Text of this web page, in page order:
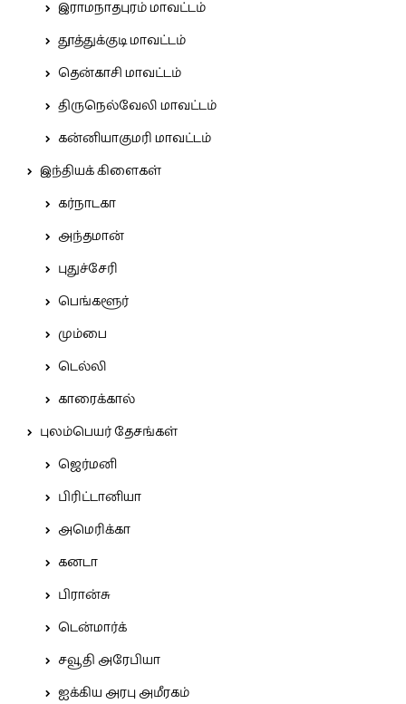
இராமநாதபுரம் மாவட்டம்
தூத்துக்குடி மாவட்டம்
தென்காசி மாவட்டம்
திருநெல்வேலி மாவட்டம்
கன்னியாகுமரி மாவட்டம்
இந்தியக் கிளைகள்
கர்நாடகா
அந்தமான்
புதுச்சேரி
பெங்களூர்
மும்பை
டெல்லி
காரைக்கால்
புலம்பெயர் தேசங்கள்
ஜெர்மனி
பிரிட்டானியா
அமெரிக்கா
கனடா
பிரான்சு
டென்மார்க்
சவூதி அரேபியா
ஐக்கிய அரபு அமீரகம்